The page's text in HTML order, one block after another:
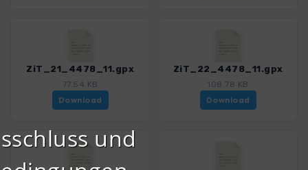
ZiT_21_4478_11.gpx
77.54 KB
Download
ZiT_22_4478_11.gpx
108.78 KB
Download
und